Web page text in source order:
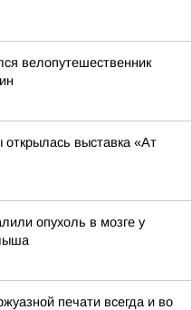
велопутешественник
выставка «Ат
опухоль в мозге у
печати всегда и во